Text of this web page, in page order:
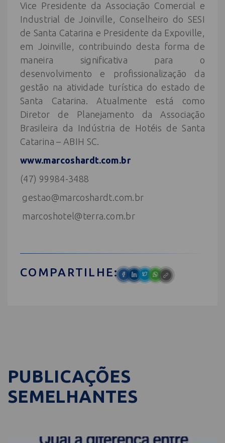
Vice Presidente da Associação Comercial e
Industrial de Joinville, Conselheiro do SESI
de Santa Catarina e Presidente da Expoville,
em Joinville, contribuindo desta forma de
maneira significativa para o
desenvolvimento e profissionalização da
gestão na atividade turística do estado de
Santa Catarina. Atualmente está como
Diretor de Planejamento da Associação
Brasileira da Indústria de Hotéis de Santa
Catarina – ABIH SC.
www.marcoshardt.com.br
(47) 99984-3488
gestao@marcoshardt.com.br
marcoshotel@terra.com.br
COMPARTILHE:
PUBLICAÇÕES
SEMELHANTES